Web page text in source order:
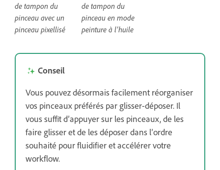
de tampon du
pinceau avec un
pinceau pixellisé
de tampon du
pinceau en mode
peinture à l’huile
Conseil
Vous pouvez désormais facilement réorganiser
vos pinceaux préférés par glisser-déposer. Il
vous suffit d’appuyer sur les pinceaux, de les
faire glisser et de les déposer dans l’ordre
souhaité pour fluidifier et accélérer votre
workflow.